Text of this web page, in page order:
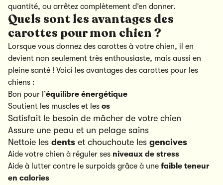
quantité, ou arrêtez complètement d’en donner.
Quels sont les avantages des
carottes pour mon chien ?
Lorsque vous donnez des carottes à votre chien, il en
devient non seulement très enthousiaste, mais aussi en
pleine santé ! Voici les avantages des carottes pour les
chiens :
Bon pour l’équilibre énergétique
Soutient les muscles et les os
Satisfait le besoin de mâcher de votre chien
Assure une peau et un pelage sains
Nettoie les dents et chouchoute les gencives
Aide votre chien à réguler ses niveaux de stress
Aide à lutter contre le surpoids grâce à une faible teneur
en calories